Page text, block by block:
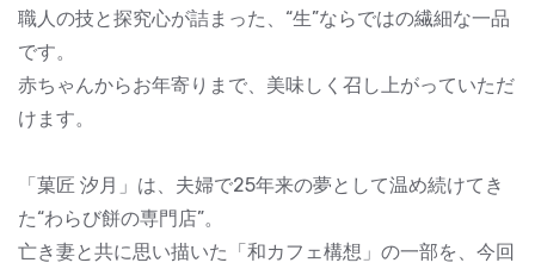
職人の技と探究心が詰まった、“生”ならではの繊細な一品
です。
赤ちゃんからお年寄りまで、美味しく召し上がっていただ
けます。
「菓匠 汐月」は、夫婦で25年来の夢として温め続けてき
た“わらび餅の専門店”。
亡き妻と共に思い描いた「和カフェ構想」の一部を、今回